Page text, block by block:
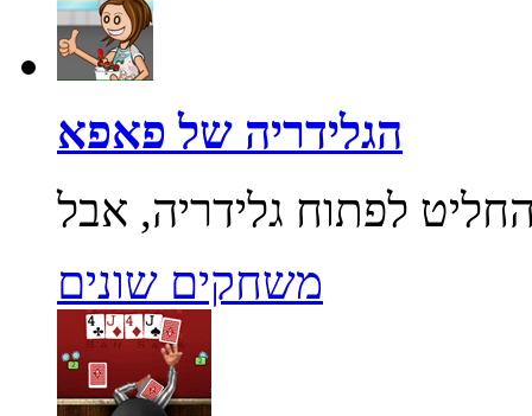
הגלידריה של פאפא
משחקים שונים